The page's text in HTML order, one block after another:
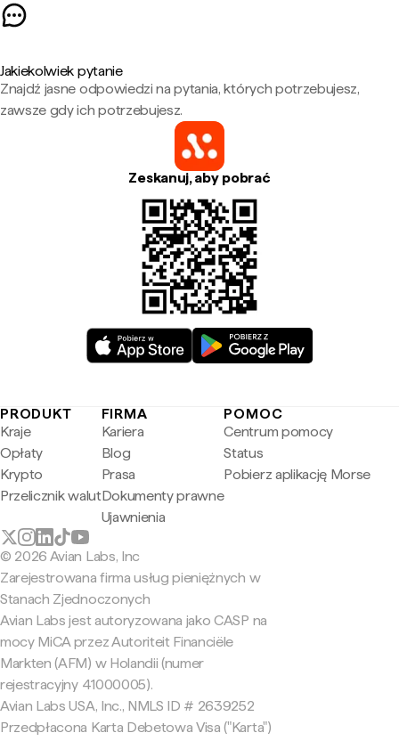
Jakiekolwiek pytanie
Znajdź jasne odpowiedzi na pytania, których potrzebujesz,
zawsze gdy ich potrzebujesz.
Zeskanuj, aby pobrać
PRODUKT
Kraje
Opłaty
Krypto
Przelicznik walut
FIRMA
Kariera
Blog
Prasa
Dokumenty prawne
Ujawnienia
POMOC
Centrum pomocy
Status
Pobierz aplikację Morse
© 2026 Avian Labs, Inc
Zarejestrowana firma usług pieniężnych w
Stanach Zjednoczonych
Avian Labs jest autoryzowana jako CASP na
mocy MiCA przez Autoriteit Financiële
Markten (AFM) w Holandii (numer
rejestracyjny 41000005).
Avian Labs USA, Inc., NMLS ID # 2639252
Przedpłacona Karta Debetowa Visa ("Karta")